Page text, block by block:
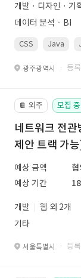
개발 · 디자인 · 기
데이터 분석ㆍBI
CSS Java
광주광역시 · 등
📔 외주 모집 중
네트워크 전
제안 트랙 가
예상 금액
예상 기간
개발
웹 외 2개
기타
서울특별시 · 등